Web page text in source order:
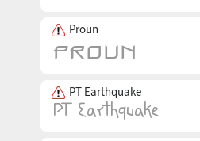
Proun
PT Earthquake